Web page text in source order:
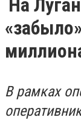
На
В рамках